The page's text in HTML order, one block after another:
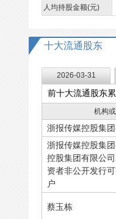
人均持股金额(元)
十大流通股东
2026-03-31
前十大流通股东累
机构
浙报传媒控股集
浙报传媒控股集
控股集团有限公
资者非公开发行
户
蔡玉栋